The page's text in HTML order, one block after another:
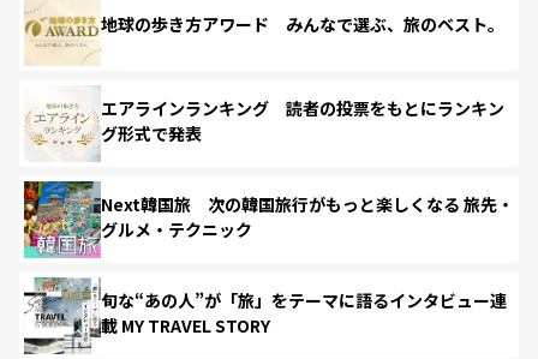
地球の歩き方アワード みんなで選ぶ、旅のベスト。
エアラインランキング 読者の投票をもとにランキン
グ形式で発表
Next韓国旅 次の韓国旅行がもっと楽しくなる 旅先・
グルメ・テクニック
旬な“あの人”が「旅」をテーマに語るインタビュー連
載 MY TRAVEL STORY